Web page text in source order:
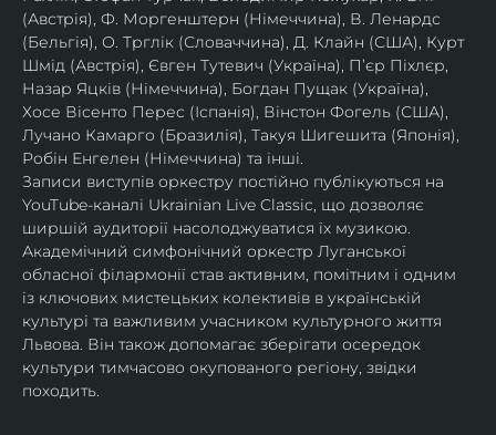
(Австрія), Ф. Моргенштерн (Німеччина), В. Ленардс
(Бельгія), О. Трглік (Словаччина), Д. Клайн (США), Курт
Шмід (Австрія), Євген Тутевич (Україна), П’єр Піхлєр,
Назар Яцків (Німеччина), Богдан Пущак (Україна),
Хосе Вісенто Перес (Іспанія), Вінстон Фогель (США),
Лучано Камарго (Бразилія), Такуя Шигешита (Японія),
Робін Енгелен (Німеччина) та інші.
Записи виступів оркестру постійно публікуються на
YouTube-каналі Ukrainian Live Classic, що дозволяє
ширшій аудиторії насолоджуватися їх музикою​.
Академічний симфонічний оркестр Луганської
обласної філармонії став активним, помітним і одним
із ключових мистецьких колективів в українській
культурі та важливим учасником культурного життя
Львова. Він також допомагає зберігати осередок
культури тимчасово окупованого регіону, звідки
походить.